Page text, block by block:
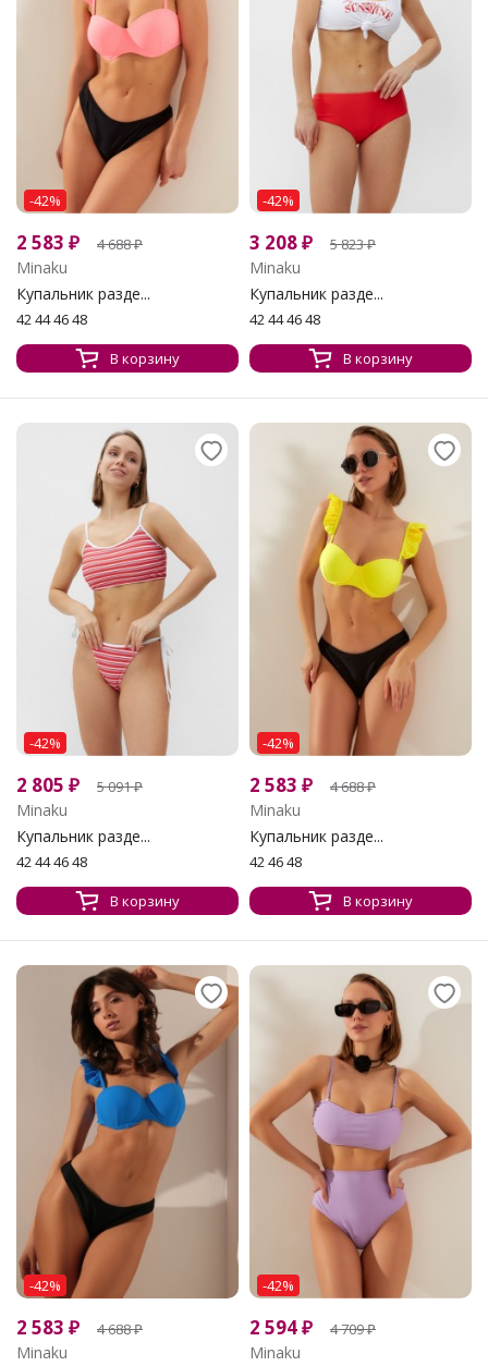
-42%
2 583 ₽ 4 688₽
Minaku
Купальник разде...
42 44 46 48
В корзину
-42%
3 208₽ 5 823₽
Minaku
Купальник разде...
42 44 46 48
В корзину
-42%
2 805 ₽ 5 091₽
Minaku
Купальник разде...
42 44 46 48
В корзину
-42%
2 583 ₽ 4 688₽
Minaku
Купальник разде...
42 46 48
В корзину
-42%
2 583 ₽ 4 688₽
Minaku
-42%
2 594₽ 4 709₽
Minaku